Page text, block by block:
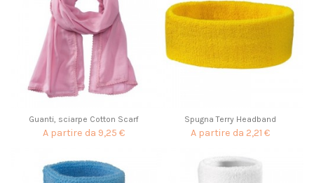
Guanti, sciarpe Cotton Scarf
A partire da 9,25 €
Spugna Terry Headband
A partire da 2,21 €